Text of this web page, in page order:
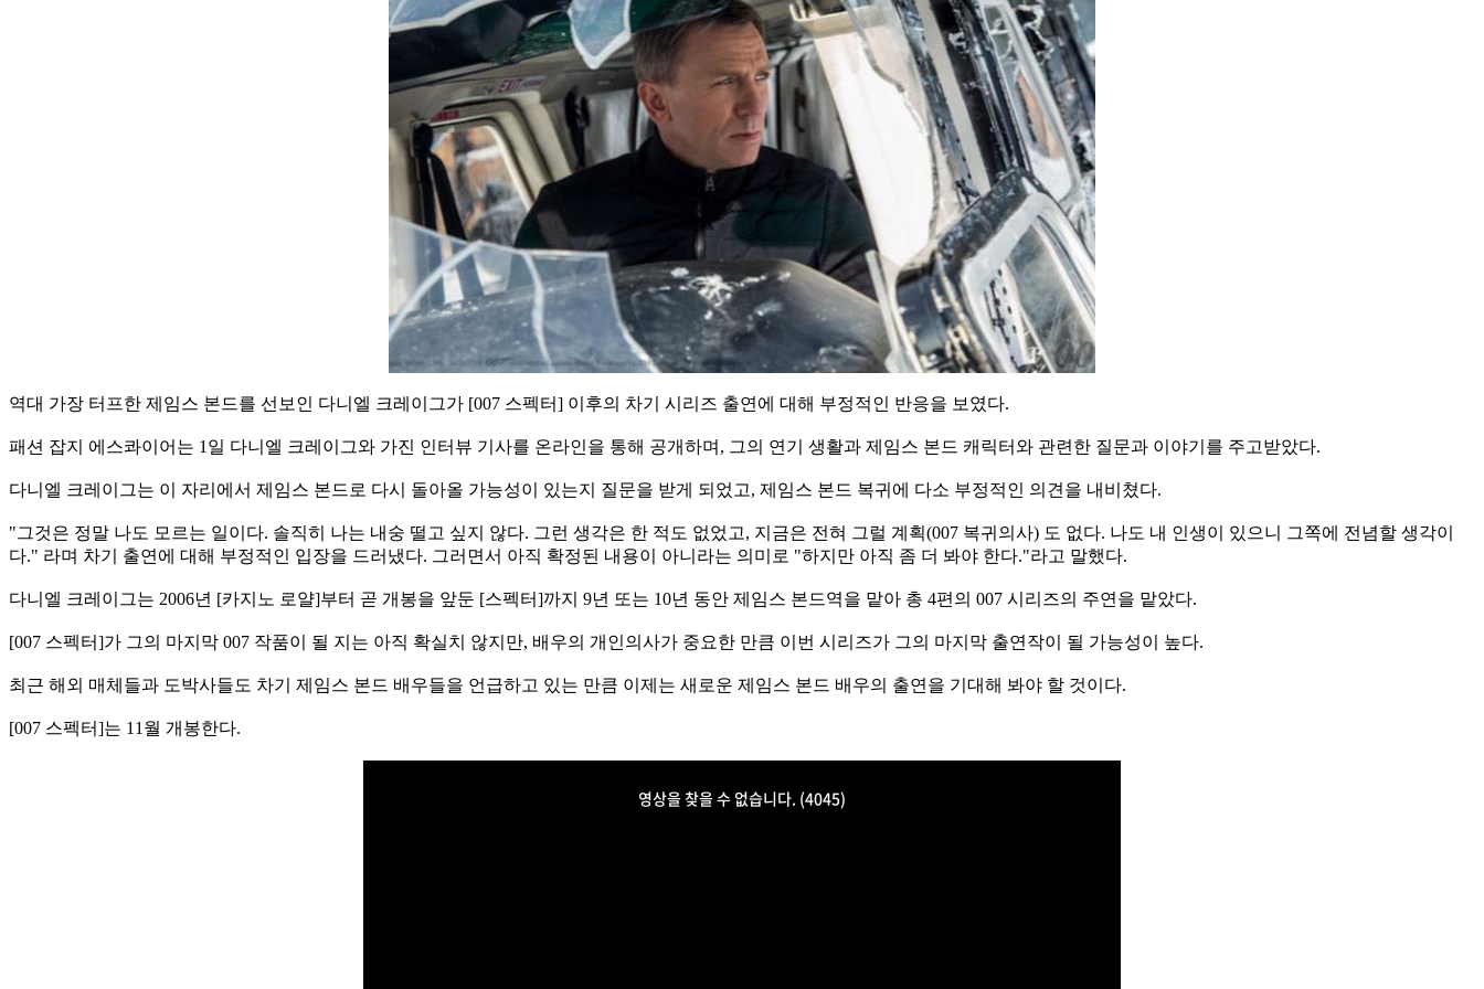
역대 가장 터프한 제임스 본드를 선보인 다니엘 크레이그가 [007 스펙터] 이후의 차기 시리즈 출연에 대해 부정적인 반응을 보였다.
패션 잡지 에스콰이어는 1일 다니엘 크레이그와 가진 인터뷰 기사를 온라인을 통해 공개하며, 그의 연기 생활과 제임스 본드 캐릭터와 관련한 질문과 이야기를 주고받았다.
다니엘 크레이그는 이 자리에서 제임스 본드로 다시 돌아올 가능성이 있는지 질문을 받게 되었고, 제임스 본드 복귀에 다소 부정적인 의견을 내비쳤다.
"그것은 정말 나도 모르는 일이다. 솔직히 나는 내숭 떨고 싶지 않다. 그런 생각은 한 적도 없었고, 지금은 전혀 그럴 계획(007 복귀의사) 도 없다. 나도 내 인생이 있으니 그쪽에 전념할 생각이
다." 라며 차기 출연에 대해 부정적인 입장을 드러냈다. 그러면서 아직 확정된 내용이 아니라는 의미로 "하지만 아직 좀 더 봐야 한다."라고 말했다.
다니엘 크레이그는 2006년 [카지노 로얄]부터 곧 개봉을 앞둔 [스펙터]까지 9년 또는 10년 동안 제임스 본드역을 맡아 총 4편의 007 시리즈의 주연을 맡았다.
[007 스펙터]가 그의 마지막 007 작품이 될 지는 아직 확실치 않지만, 배우의 개인의사가 중요한 만큼 이번 시리즈가 그의 마지막 출연작이 될 가능성이 높다.
최근 해외 매체들과 도박사들도 차기 제임스 본드 배우들을 언급하고 있는 만큼 이제는 새로운 제임스 본드 배우의 출연을 기대해 봐야 할 것이다.
[007 스펙터]는 11월 개봉한다.